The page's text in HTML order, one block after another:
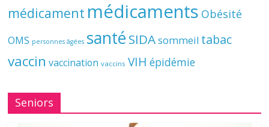
médicament médicaments Obésité
OMS personnes âgées santé SIDAsommeil tabac
vaccin vaccination vaccins VIH épidémie
Seniors